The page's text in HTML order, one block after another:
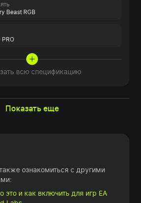
Beast RGB
PRO
всю спецификацию
Показать еще
ознакомиться с другими
это и как включить для игр EA